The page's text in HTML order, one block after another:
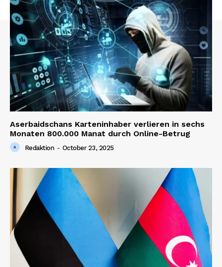
Aserbaidschans Karteninhaber verlieren in sechs
Monaten 800.000 Manat durch Online-Betrug
Redaktion - October 23, 2025